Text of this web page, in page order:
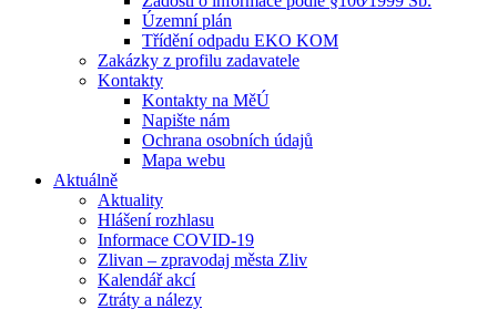
Územní plán
Třídění odpadu EKO KOM
Zakázky z profilu zadavatele
Kontakty
Kontakty na MěÚ
Napište nám
Ochrana osobních údajů
Mapa webu
Aktuálně
Aktuality
Hlášení rozhlasu
Informace COVID-19
Zlivan – zpravodaj města Zliv
Kalendář akcí
Ztráty a nálezy